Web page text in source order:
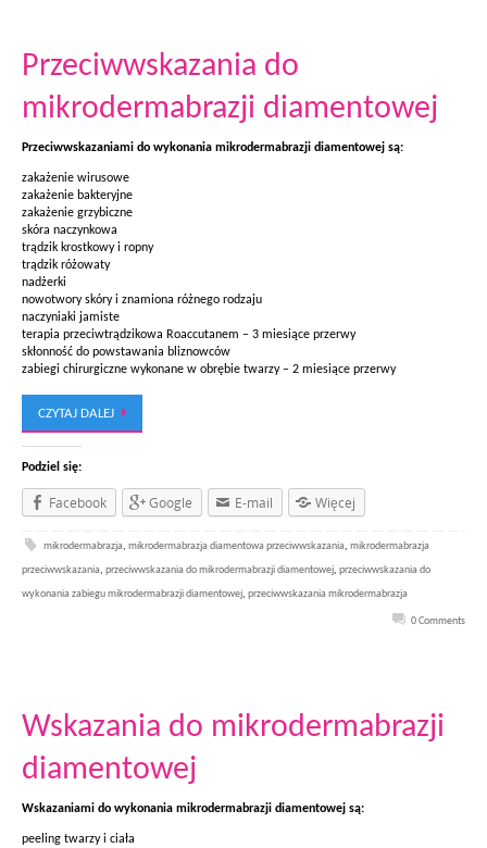
Przeciwwskazania do
mikrodermabrazji diamentowej
Przeciwwskazaniami do wykonania mikrodermabrazji diamentowej są:
zakażenie wirusowe
zakażenie bakteryjne
zakażenie grzybiczne
skóra naczynkowa
trądzik krostkowy i ropny
trądzik różowaty
nadżerki
nowotwory skóry i znamiona różnego rodzaju
naczyniaki jamiste
terapia przeciwtrądzikowa Roaccutanem – 3 miesiące przerwy
skłonność do powstawania bliznowców
zabiegi chirurgiczne wykonane w obrębie twarzy – 2 miesiące przerwy
CZYTAJ DALEJ
Podziel się:
Facebook Google E-mail Więcej
mikrodermabrazja,mikrodermabrazja diamentowa przeciwwskazania,mikrodermabrazja
przeciwwskazania, przeciwwskazania do mikrodermabrazji diamentowej, przeciwwskazania do
wykonania zabiegu mikrodermabrazji diamentowej, przeciwwskazania mikrodermabrazja
0 Comments
Wskazania do mikrodermabrazji
diamentowej
Wskazaniami do wykonania mikrodermabrazji diamentowej są:
peeling twarzy i ciała